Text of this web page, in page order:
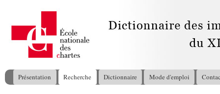
Menu principal
Présentation Recherche Dictionnaire Mode d'emploi